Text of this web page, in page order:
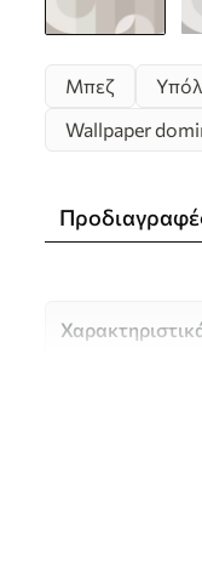
Μπεζ
Wallpaper